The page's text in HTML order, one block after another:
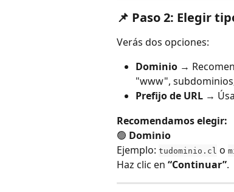
📌 Paso 2: Elegir
Verás dos opciones:
Dominio →
"www",
Prefijo de URL →
Recomendamos elegir:
🟢 Dominio
Ejemplo: tudominio.cl o
Haz clic en “Continuar”.